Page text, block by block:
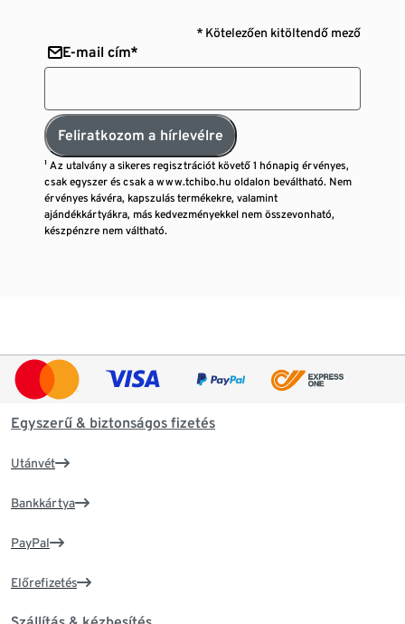
* Kötelezően kitöltendő mező
E-mail cím*
Feliratkozom a hírlevélre
¹ Az utalvány a sikeres regisztrációt követő 1 hónapig érvényes,
csak egyszer és csak a www.tchibo.hu oldalon beváltható. Nem
érvényes kávéra, kapszulás termékekre, valamint
ajándékkártyákra, más kedvezményekkel nem összevonható,
készpénzre nem váltható.
Egyszerű & biztonságos fizetés
Utánvét
Bankkártya
PayPal
Előrefizetés